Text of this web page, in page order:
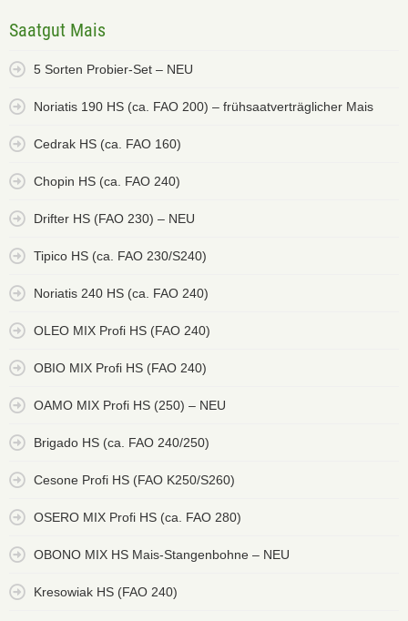
Saatgut Mais
5 Sorten Probier-Set – NEU
Noriatis 190 HS (ca. FAO 200) – frühsaatverträglicher Mais
Cedrak HS (ca. FAO 160)
Chopin HS (ca. FAO 240)
Drifter HS (FAO 230) – NEU
Tipico HS (ca. FAO 230/S240)
Noriatis 240 HS (ca. FAO 240)
OLEO MIX Profi HS (FAO 240)
OBIO MIX Profi HS (FAO 240)
OAMO MIX Profi HS (250) – NEU
Brigado HS (ca. FAO 240/250)
Cesone Profi HS (FAO K250/S260)
OSERO MIX Profi HS (ca. FAO 280)
OBONO MIX HS Mais-Stangenbohne – NEU
Kresowiak HS (FAO 240)